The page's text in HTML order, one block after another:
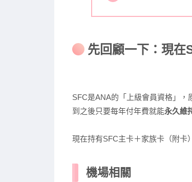
先回顧一下：現在
SFC是ANA的「上級會員資格」
到之後只要每年付年費就能永久維
現在持有SFC主卡＋家族卡（附卡
機場相關